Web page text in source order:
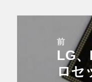
前
前
の
LG
ロセ